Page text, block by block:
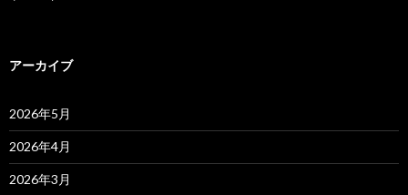
アーカイブ
2026年5月
2026年4月
2026年3月